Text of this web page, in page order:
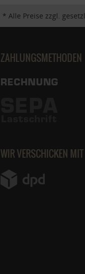
* Alle Preise zzgl.
ZAHLUNGSMETHODEN
WIR VERSCHICKEN MIT